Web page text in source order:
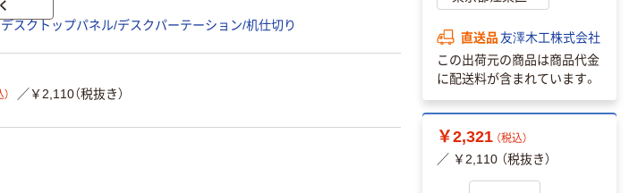
デスクトップパネル/デスクパーテーション/机仕切り
／￥2,110（税抜き）
直送品 友澤木工株式会社
この出荷元の商品は商品代金
に配送料が含まれています。
￥2,321 （税込）
／ ￥2,110 （税抜き）